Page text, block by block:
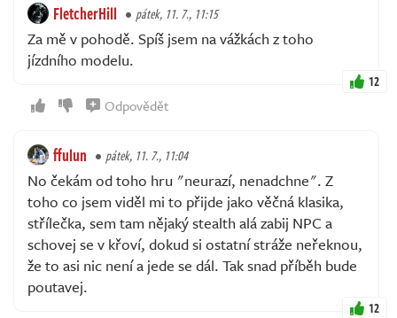
FletcherHill pátek, 11. 7., 11:15
Za mě v pohodě. Spíš jsem na vážkách z toho
jízdního modelu.
12
Odpovědět
ffulun pátek, 11. 7., 11:04
No čekám od toho hru "neurazí, nenadchne". Z
toho co jsem viděl mi to přijde jako věčná klasika,
střílečka, sem tam nějaký stealth alá zabij NPC a
schovej se v křoví, dokud si ostatní stráže neřeknou,
že to asi nic není a jede se dál. Tak snad příběh bude
poutavej.
12